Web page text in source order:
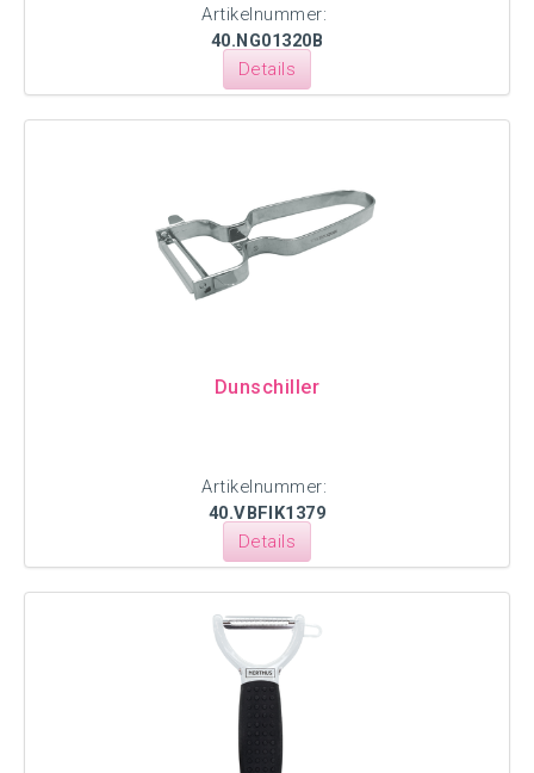
Artikelnummer:
40.NG01320B
Details
Dunschiller
Artikelnummer:
40.VBFIK1379
Details